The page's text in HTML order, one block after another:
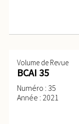
Volume de Revue
BCAI 35
Numéro : 35
Année : 2021